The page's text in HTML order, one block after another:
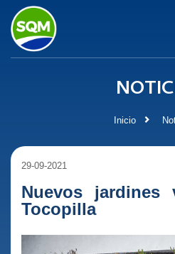
Inicio
29-09-2021
Nuevos jardines
Tocopilla